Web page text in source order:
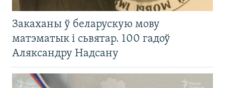
Закаханы ў беларускую мову
матэматык і сьвятар. 100 гадоў
Аляксандру Надсану